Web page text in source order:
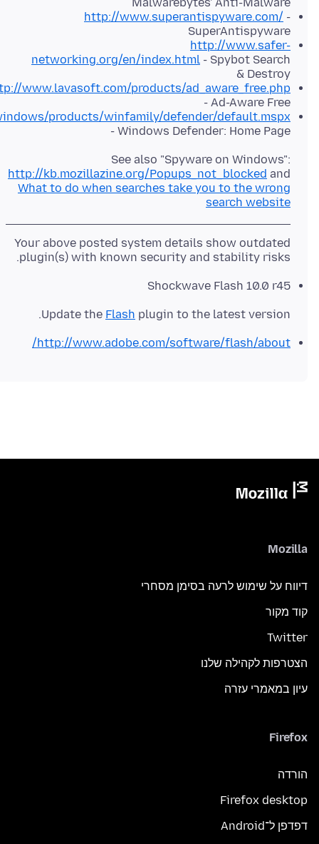
http://www.superantispyware.com/ -
SuperAntispyware
http://www.safer-
networking.org/en/index.html - Spybot Search
& Destroy
www.lavasoft.com/products/ad_aware_free.php
- Ad-Aware Free
products/winfamily/defender/default.mspx
- Windows Defender: Home Page
See also "Spyware on Windows":
http://kb.mozillazine.org/Popups_not_blocked and
What to do when searches take you to the wrong
search website
Your above posted system details show outdated
plugin(s) with known security and stability risks.
Shockwave Flash 10.0 r45
Update the Flash plugin to the latest version.
http://www.adobe.com/software/flash/about/
Mozilla
דיווח על שימוש לרעה בסימן מסחרי
קוד מקור
Twitter
הצטרפות לקהילה שלנו
עיון במאמרי עזרה
Firefox
הורדה
Firefox desktop
דפדפן ל־Android